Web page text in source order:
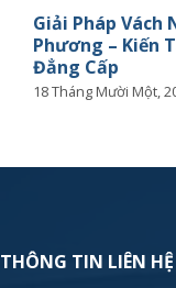
Giải Pháp Vách
Phương – Kiến
Đẳng Cấp
18 Tháng Mười Một,
THÔNG TIN LIÊN HỆ